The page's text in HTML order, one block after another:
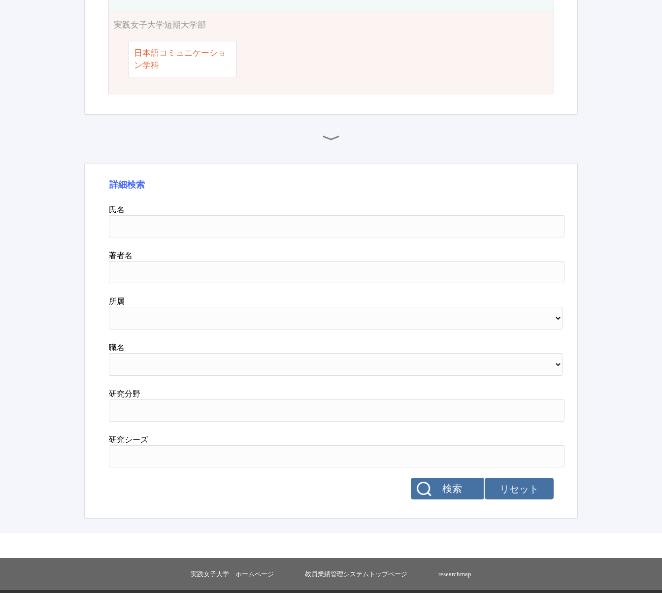
実践女子大学短期大学部
日本語コミュニケーショ
ン学科
詳細検索
氏名
著者名
所属
職名
研究分野
研究シーズ
リセット
検索
実践女子大学 ホームページ 教員業績管理システムトップページ researchmap